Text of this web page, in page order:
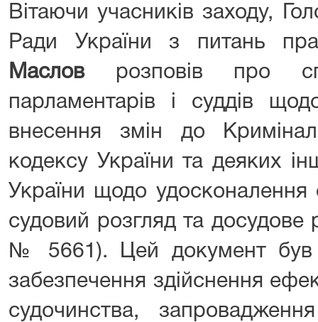
Вітаючи учасників заходу,
Ради України з питань
Масловрозповів про
парламентарів і суддів
внесення змін до
кодексу України та деяких
України щодо
судовий розгляд та досудове
№ 5661). Цей документ був
забезпечення здійснення
судочинства,